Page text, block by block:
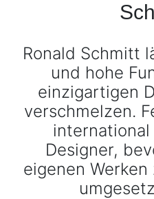
Ronald Schmitt
und hohe
einzigartigen
verschmelzen.
Designer,
eigenen
0%
Finanzierung
Markenwelt
Letz-
Deals